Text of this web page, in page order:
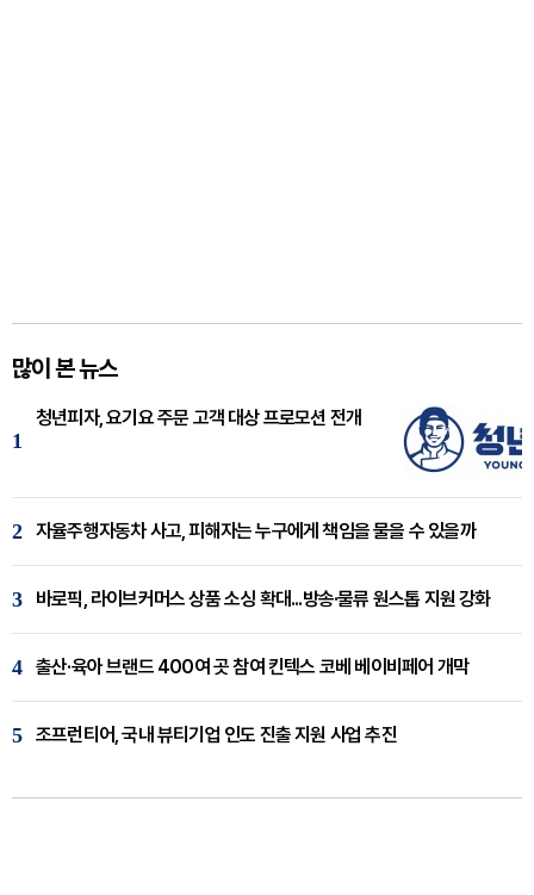
많이 본 뉴스
1
청년피자, 요기요 주문 고객 대상 프로모션 전개
2 자율주행자동차 사고, 피해자는 누구에게 책임을 물을 수 있을까
3 바로픽, 라이브커머스 상품 소싱 확대...방송·물류 원스톱 지원 강화
4 출산·육아 브랜드 400여 곳 참여 킨텍스 코베 베이비페어 개막
5 조프런티어, 국내 뷰티기업 인도 진출 지원 사업 추진